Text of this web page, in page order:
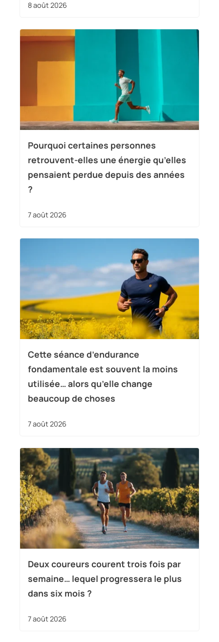
8 août 2026
Pourquoi certaines personnes
retrouvent-elles une énergie qu’elles
pensaient perdue depuis des années
?
7 août 2026
Cette séance d’endurance
fondamentale est souvent la moins
utilisée… alors qu’elle change
beaucoup de choses
7 août 2026
Deux coureurs courent trois fois par
semaine… lequel progressera le plus
dans six mois ?
7 août 2026